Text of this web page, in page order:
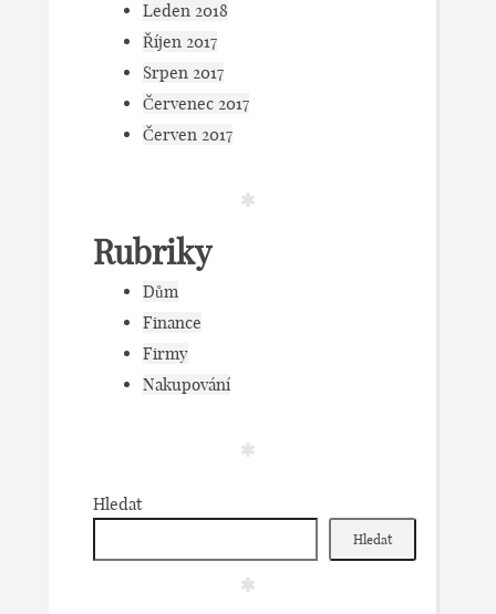
Leden 2018
Říjen 2017
Srpen 2017
Červenec 2017
Červen 2017
Rubriky
Dům
Finance
Firmy
Nakupování
Hledat
Hledat